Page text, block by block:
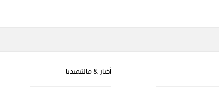
أخبار & مالتيميديا